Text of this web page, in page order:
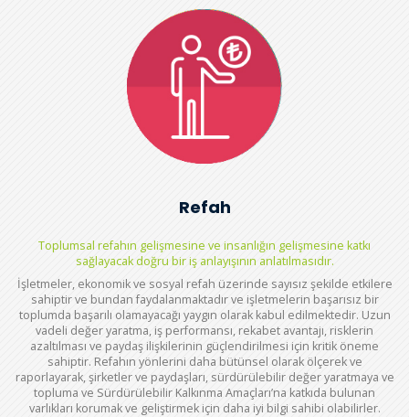
Refah
Toplumsal refahın gelişmesine ve insanlığın gelişmesine katkı
sağlayacak doğru bir iş anlayışının anlatılmasıdır.
İşletmeler, ekonomik ve sosyal refah üzerinde sayısız şekilde etkilere
sahiptir ve bundan faydalanmaktadır ve işletmelerin başarısız bir
toplumda başarılı olamayacağı yaygın olarak kabul edilmektedir. Uzun
vadeli değer yaratma, iş performansı, rekabet avantajı, risklerin
azaltılması ve paydaş ilişkilerinin güçlendirilmesi için kritik öneme
sahiptir. Refahın yönlerini daha bütünsel olarak ölçerek ve
raporlayarak, şirketler ve paydaşları, sürdürülebilir değer yaratmaya ve
topluma ve Sürdürülebilir Kalkınma Amaçları’na katkıda bulunan
varlıkları korumak ve geliştirmek için daha iyi bilgi sahibi olabilirler.